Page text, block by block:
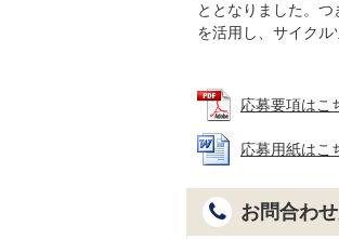
ととなりました。
を活用し、サイクル
応募要項はこ
応募用紙はこ
お問合わ